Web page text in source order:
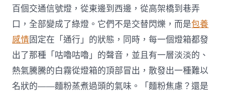
百個交通信號燈，從東邊到西邊，從高架橋到巷弄
口，全部變成了綠燈。它們不是交替閃爍，而是包養
感情固定在「通行」的狀態，同時，每一個燈箱都發
出了那種「咕嚕咕嚕」的聲音，並且有一層淡淡的、
熱氣騰騰的白霧從燈箱的頂部冒出，散發出一種難以
名狀的——麵粉蒸煮過頭的氣味。「麵粉焦慮？還是